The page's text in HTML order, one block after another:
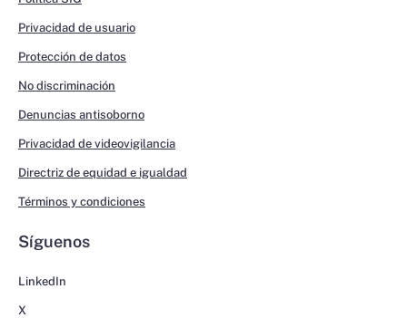
Privacidad de usuario
Protección de datos
No discriminación
Denuncias antisoborno
Privacidad de videovigilancia
Directriz de equidad e igualdad
Términos y condiciones
Síguenos
LinkedIn
X